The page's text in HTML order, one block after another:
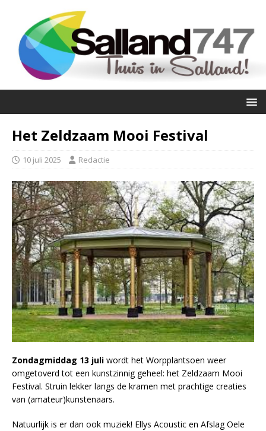
Het Zeldzaam Mooi Festival
10 juli 2025 Redactie
Zondagmiddag 13 juli wordt het Worpplantsoen weer
omgetoverd tot een kunstzinnig geheel: het Zeldzaam Mooi
Festival. Struin lekker langs de kramen met prachtige creaties
van (amateur)kunstenaars.
Natuurlijk is er dan ook muziek! Ellys Acoustic en Afslag Oele